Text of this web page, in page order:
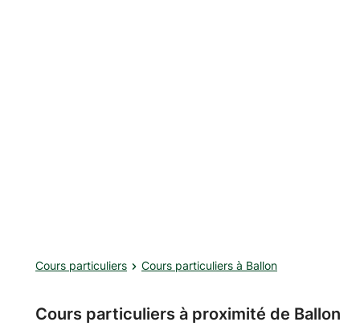
Cours particuliers Cours particuliers à Ballon
Cours particuliers à proximité de Ballon